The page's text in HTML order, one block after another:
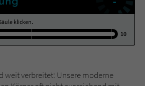
klicken.
10
weit verbreitet: Unsere moderne
Couch Medien GmbH & Co. KG